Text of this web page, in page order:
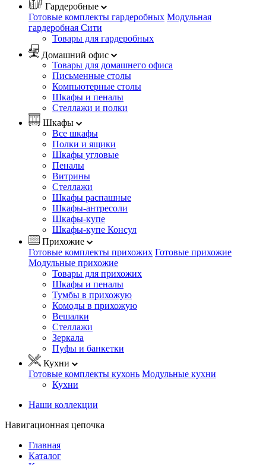
Гардеробные
Готовые комплекты гардеробных Модульная
гардеробная Сити
Товары для гардеробных
Домашний офис
Товары для домашнего офиса
Письменные столы
Компьютерные столы
Шкафы и пеналы
Стеллажи и полки
Шкафы
Все шкафы
Полки и ящики
Шкафы угловые
Пеналы
Витрины
Стеллажи
Шкафы распашные
Шкафы-антресоли
Шкафы-купе
Шкафы-купе Консул
Прихожие
Готовые комплекты прихожих Готовые прихожие
Модульные прихожие
Товары для прихожих
Шкафы и пеналы
Тумбы в прихожую
Комоды в прихожую
Вешалки
Стеллажи
Зеркала
Пуфы и банкетки
Кухни
Готовые комплекты кухонь Модульные кухни
Кухни
Наши коллекции
Навигационная цепочка
Главная
Каталог